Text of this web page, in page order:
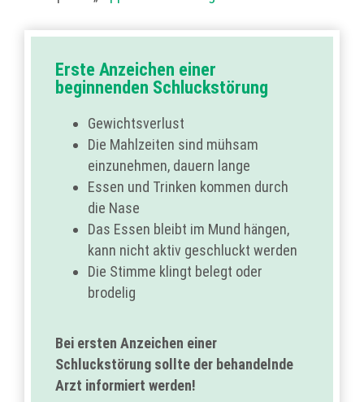
Erste Anzeichen einer
beginnenden Schluckstörung
Gewichtsverlust
Die Mahlzeiten sind mühsam
einzunehmen, dauern lange
Essen und Trinken kommen durch
die Nase
Das Essen bleibt im Mund hängen,
kann nicht aktiv geschluckt werden
Die Stimme klingt belegt oder
brodelig
Bei ersten Anzeichen einer
Schluckstörung sollte der behandelnde
Arzt informiert werden!